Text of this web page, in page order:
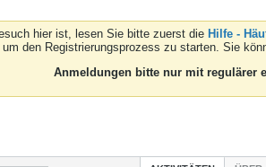
hier ist, lesen Sie bitte zuerst die Hilfe -
um den Registrierungsprozess zu starten. Sie
Anmeldungen bitte nur mit regulärer